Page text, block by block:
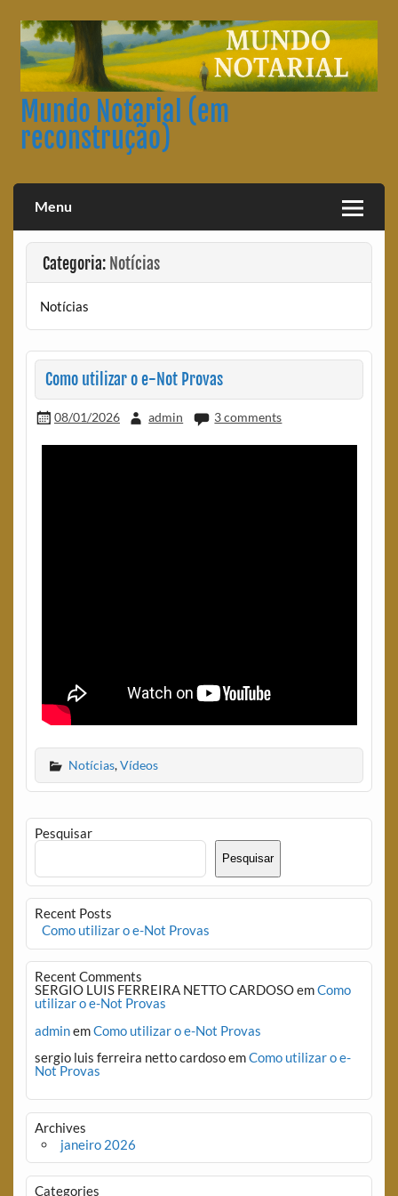
content
Mundo Notarial (em
reconstrução)
Menu
Categoria: Notícias
Notícias
Como utilizar o e-Not Provas
08/01/2026 admin 3 comments
Notícias,Vídeos
Pesquisar
Pesquisar
Recent Posts
Como utilizar o e-Not Provas
Recent Comments
SERGIO LUIS FERREIRA NETTO CARDOSOemComo
utilizar o e-Not Provas
adminemComo utilizar o e-Not Provas
sergio luis ferreira netto cardosoemComo utilizar o e-
Not Provas
Archives
janeiro 2026
Categories